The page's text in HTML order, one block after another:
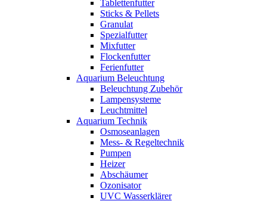
Tablettenfutter
Sticks & Pellets
Granulat
Spezialfutter
Mixfutter
Flockenfutter
Ferienfutter
Aquarium Beleuchtung
Beleuchtung Zubehör
Lampensysteme
Leuchtmittel
Aquarium Technik
Osmoseanlagen
Mess- & Regeltechnik
Pumpen
Heizer
Abschäumer
Ozonisator
UVC Wasserklärer